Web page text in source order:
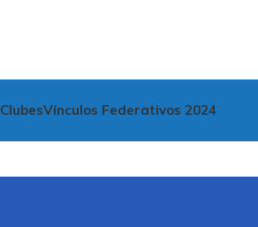
ClubesVínculos Federativos 2024